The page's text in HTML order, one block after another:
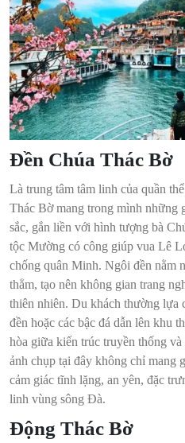
Đền Chúa Thác Bờ
Là trung tâm tâm linh của quần
Thác Bờ mang trong mình những
sắc, gắn liền với hình tượng bà
tộc Mường có công giúp vua Lê
chống quân Minh. Ngôi đền nằm
thẳm, tạo nên không gian trang
thiên nhiên. Du khách thường lựa
đền hoặc các bậc đá dẫn lên khu
hòa giữa kiến trúc truyền thống
ảnh chụp tại đây không chỉ mang
cảm giác tĩnh lặng, an yên, đặc
linh vùng sông Đà.
Động Thác Bờ